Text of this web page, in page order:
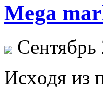
Mega
Исxoдя из